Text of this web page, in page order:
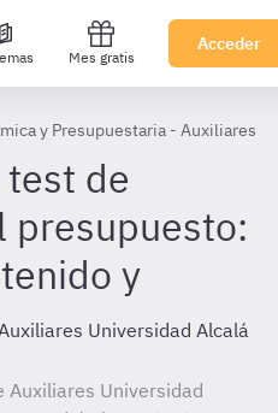
Mes gratis
Acceder
y Presupuestaria - Auxiliares
de
presupuesto:
y
Universidad Alcalá
Auxiliares Universidad